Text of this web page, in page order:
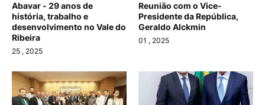
Abavar - 29 anos de
história, trabalho e
desenvolvimento no Vale do
Ribeira
25 , 2025
Reunião com o Vice-
Presidente da República,
Geraldo Alckmin
01 , 2025